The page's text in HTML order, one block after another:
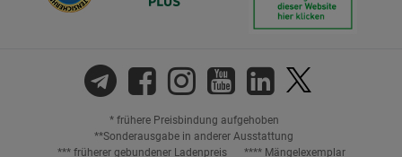
* frühere Preisbindung aufgehoben
**Sonderausgabe in anderer Ausstattung
*** früherer gebundener Ladenpreis
**** Mängelexemplar